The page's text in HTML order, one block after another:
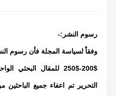
رسوم النشر:-
وفقاً لسياسة المجلة فأن رسوم
200$-250$ للمقال
التحرير تم اعفاء جميع